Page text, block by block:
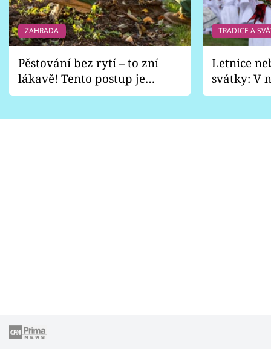
ZAHRADA
Pěstování bez rytí – to zní
lákavě! Tento postup je
vhodný jen pro některé
TRADICE A
Letnice
svátky: V
pondělí